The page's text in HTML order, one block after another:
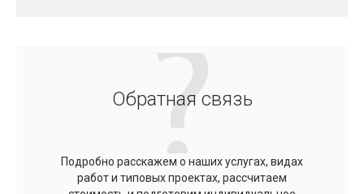
Обратная связь
Подробно расскажем о наших услугах, видах
работ и типовых проектах, рассчитаем